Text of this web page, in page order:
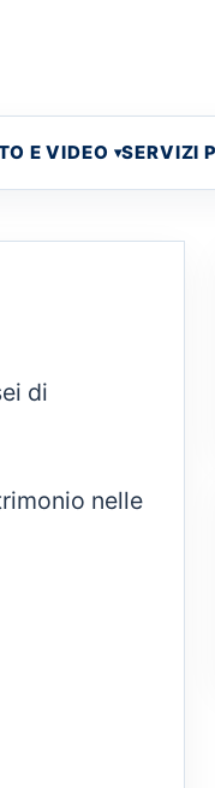
E VIDEO SERVIZI
di
nelle